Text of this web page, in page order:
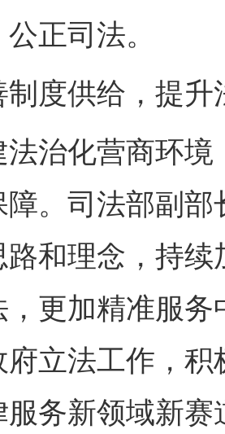
正司法。
供给，提升
化营商环境
障。司法部副
路和理念，持
，更加精准服
府立法工作，
服务新领域新